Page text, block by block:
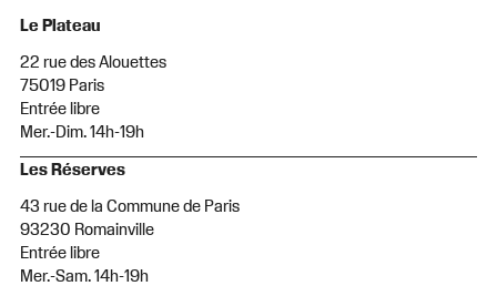
Le Plateau
22 rue des Alouettes
75019 Paris
Entrée libre
Mer.-Dim. 14h-19h
Les Réserves
43 rue de la Commune de Paris
93230 Romainville
Entrée libre
Mer.-Sam. 14h-19h